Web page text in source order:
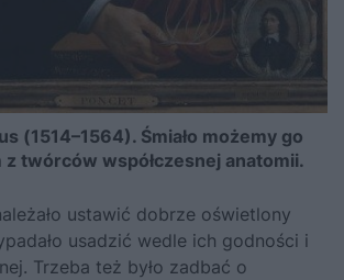
(1514–1564). Śmiało możemy go
z twórców współczesnej anatomii.
ustawić dobrze oświetlony
usadzić wedle ich godności i
Trzeba też było zadbać o